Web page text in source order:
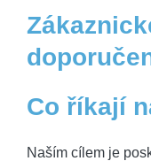
Co říkají
Naším cílem je